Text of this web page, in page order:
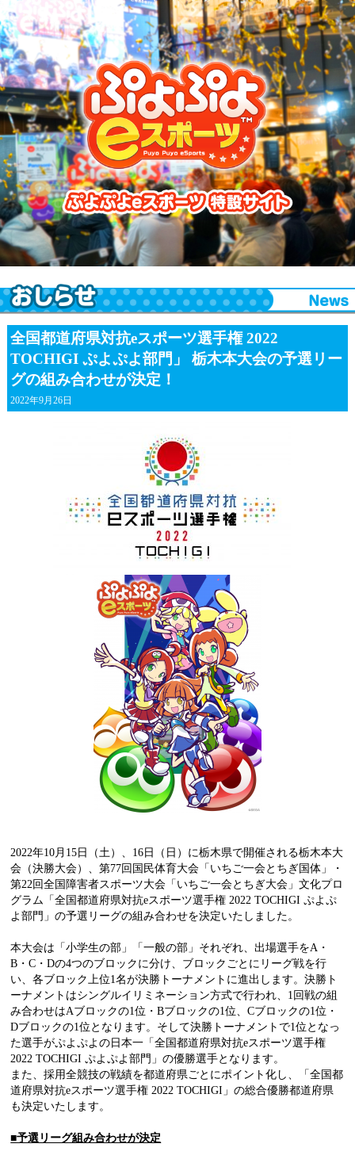
ぷよぷよeスポーツ 特設サイト
全国都道府県対抗eスポーツ選手権 2022
TOCHIGI ぷよぷよ部門」 栃木本大会の予選リー
グの組み合わせが決定！
2022年9月26日
2022年10月15日（土）、16日（日）に栃木県で開催される栃木本大
会（決勝大会）、第77回国民体育大会「いちご一会とちぎ国体」・
第22回全国障害者スポーツ大会「いちご一会とちぎ大会」文化プロ
グラム「全国都道府県対抗eスポーツ選手権 2022 TOCHIGI ぷよぷ
よ部門」の予選リーグの組み合わせを決定いたしました。
本大会は「小学生の部」「一般の部」それぞれ、出場選手をA・
B・C・Dの4つのブロックに分け、ブロックごとにリーグ戦を行
い、各ブロック上位1名が決勝トーナメントに進出します。決勝ト
ーナメントはシングルイリミネーション方式で行われ、1回戦の組
み合わせはAブロックの1位・Bブロックの1位、Cブロックの1位・
Dブロックの1位となります。そして決勝トーナメントで1位となっ
た選手がぷよぷよの日本一「全国都道府県対抗eスポーツ選手権
2022 TOCHIGI ぷよぷよ部門」の優勝選手となります。
また、採用全競技の戦績を都道府県ごとにポイント化し、「全国都
道府県対抗eスポーツ選手権 2022 TOCHIGI」の総合優勝都道府県
も決定いたします。
■予選リーグ組み合わせが決定